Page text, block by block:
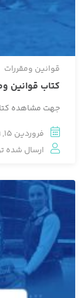
قوانین ومقررات
کتاب قوانین
جهت مشاهده
فروردین 15, 1399
ارسال شده